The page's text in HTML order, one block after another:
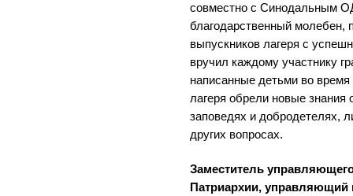
совместно с Синодальным
благодарственный молебен,
выпускников лагеря с
вручил каждому участнику
написанные детьми во
лагеря обрели новые знания
заповедях и добродетелях,
других вопросах.
Заместитель
Патриархии, управляющий